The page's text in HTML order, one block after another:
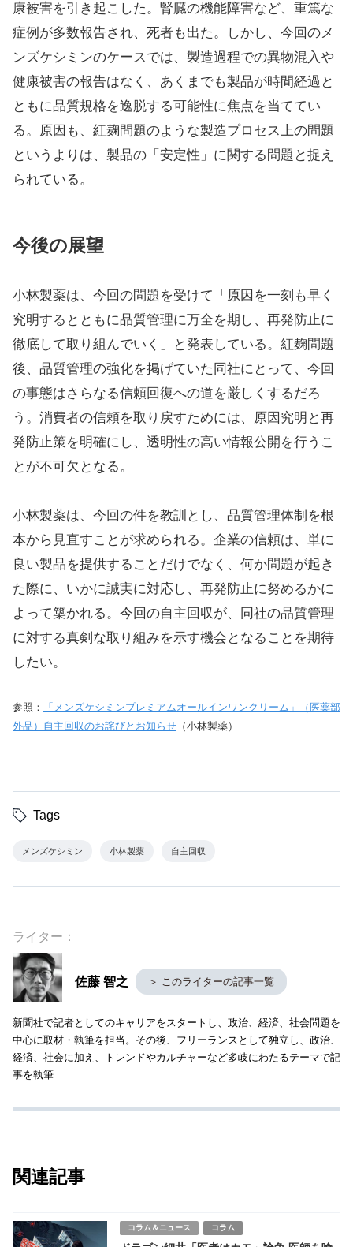
康被害を引き起こした。腎臓の機能障害など、重篤な
症例が多数報告され、死者も出た。しかし、今回のメ
ンズケシミンのケースでは、製造過程での異物混入や
健康被害の報告はなく、あくまでも製品が時間経過と
ともに品質規格を逸脱する可能性に焦点を当ててい
る。原因も、紅麹問題のような製造プロセス上の問題
というよりは、製品の「安定性」に関する問題と捉え
られている。
今後の展望
小林製薬は、今回の問題を受けて「原因を一刻も早く
究明するとともに品質管理に万全を期し、再発防止に
徹底して取り組んでいく」と発表している。紅麹問題
後、品質管理の強化を掲げていた同社にとって、今回
の事態はさらなる信頼回復への道を厳しくするだろ
う。消費者の信頼を取り戻すためには、原因究明と再
発防止策を明確にし、透明性の高い情報公開を行うこ
とが不可欠となる。
小林製薬は、今回の件を教訓とし、品質管理体制を根
本から見直すことが求められる。企業の信頼は、単に
良い製品を提供することだけでなく、何か問題が起き
た際に、いかに誠実に対応し、再発防止に努めるかに
よって築かれる。今回の自主回収が、同社の品質管理
に対する真剣な取り組みを示す機会となることを期待
したい。
参照：
「メンズケシミンプレミアムオールインワンクリーム」（医薬部
外品）自主回収のお詫びとお知らせ （小林製薬）
Tags
メンズケシミン 小林製薬 自主回収
ライター：
佐藤 智之 ＞ このライターの記事一覧
新聞社で記者としてのキャリアをスタートし、政治、経済、社会問題を
中心に取材・執筆を担当。その後、フリーランスとして独立し、政治、
経済、社会に加え、トレンドやカルチャーなど多岐にわたるテーマで記
事を執筆
関連記事
コラム＆ニュース コラム